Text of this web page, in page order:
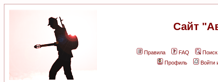
Сайт
Правила FAQ
Поиск
Профиль
Войти